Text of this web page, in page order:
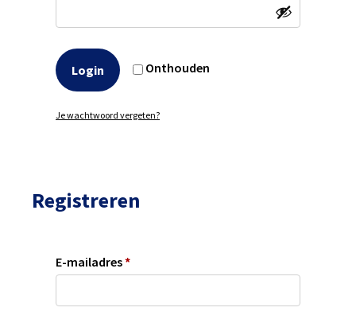
Onthouden
Login
Je wachtwoord vergeten?
Registreren
E-mailadres*